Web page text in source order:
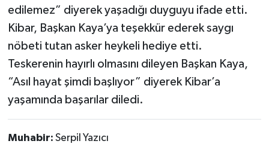
edilemez” diyerek yaşadığı duyguyu ifade etti.
Kibar, Başkan Kaya’ya teşekkür ederek saygı
nöbeti tutan asker heykeli hediye etti.
Teskerenin hayırlı olmasını dileyen Başkan Kaya,
“Asıl hayat şimdi başlıyor” diyerek Kibar’a
yaşamında başarılar diledi.
Muhabir: Serpil Yazıcı